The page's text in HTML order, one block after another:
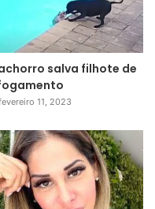
salva filhote de
11, 2023